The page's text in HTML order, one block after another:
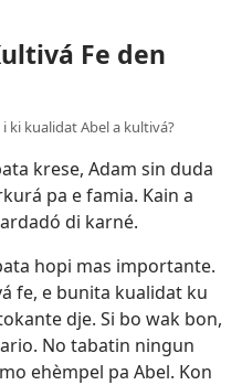
Fe den
ki kualidat Abel a kultivá?
krese, Adam sin duda
pa e famia. Kain a
di karné.
hopi mas importante.
fe, e bunita kualidat ku
dje. Si bo wak bon,
No tabatin ningun
ehèmpel pa Abel. Kon